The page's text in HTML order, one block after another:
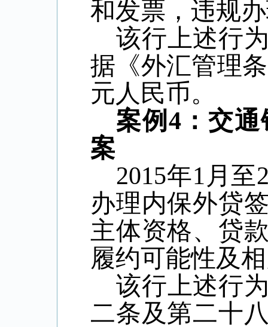
和发票，违规
该行上述行
据《外汇管理
元人民币。
案例 4：交通
案
2015年1 月至
办理内保外贷
主体资格、贷
履约可能性及
该行上述行
二条及第二十